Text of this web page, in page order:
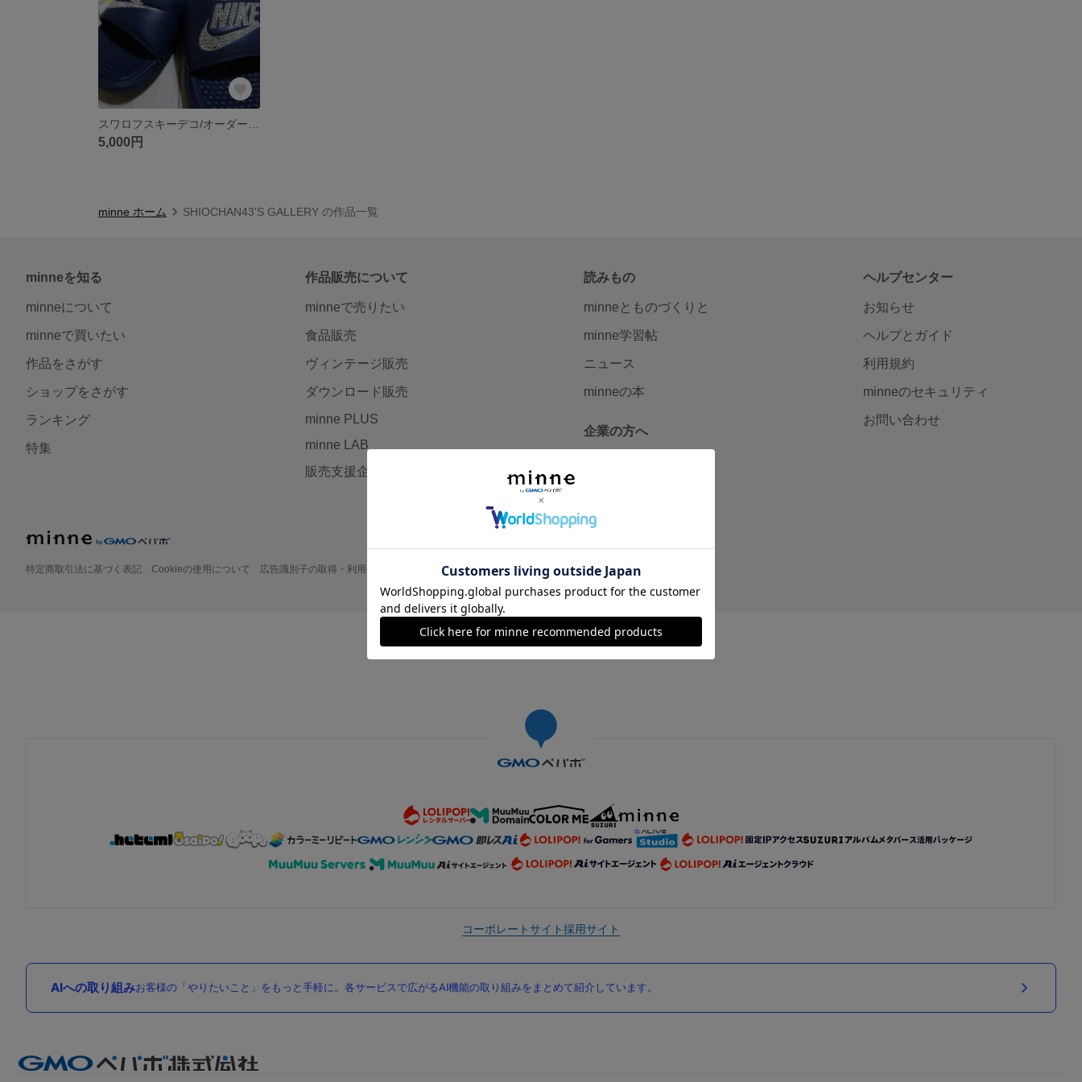
5,000円
minne ホーム SHIOCHAN43'S GALLERY の作品一覧
minneを知る
minneについて
minneで買いたい
作品をさがす
ショップをさがす
ランキング
特集
作品販売について
minneで売りたい
食品販売
ヴィンテージ販売
ダウンロード販売
minne PLUS
minne LAB
販売支援企画・イベント
読みもの
minneとものづくりと
minne学習帖
ニュース
minneの本
企業の方へ
ヘルプセンター
お知らせ
ヘルプとガイド
利用規約
minneのセキュリティ
お問い合わせ
特定商取引法に基づく表記 Cookieの使用について 広告識別子の取得・利用 プライバシーポリシー 会社概要 採用情報 メディアキット
©GMO Pepabo, Inc. All rights reserved.
コーポレートサイト採用サイト
AIへの取り組みお客様の「やりたいこと」をもっと手軽に。各サービスで広がるAI機能の取り組みをまとめて紹介しています。